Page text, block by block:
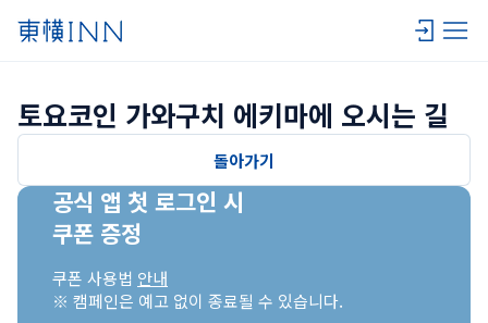
토요코인 가와구치 에키마에 오시는 길
돌아가기
공식 앱 첫 로그인 시
쿠폰 증정
쿠폰 사용법 안내
※ 캠페인은 예고 없이 종료될 수 있습니다.